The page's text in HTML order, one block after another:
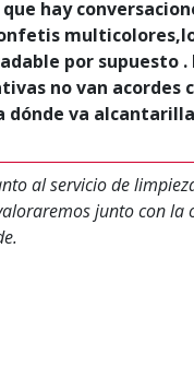
hay
por supuesto
no van acordes
dónde va
al servicio de
junto con